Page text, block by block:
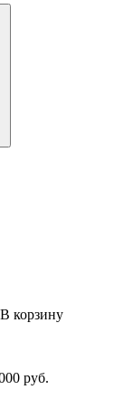
В корзину
руб.